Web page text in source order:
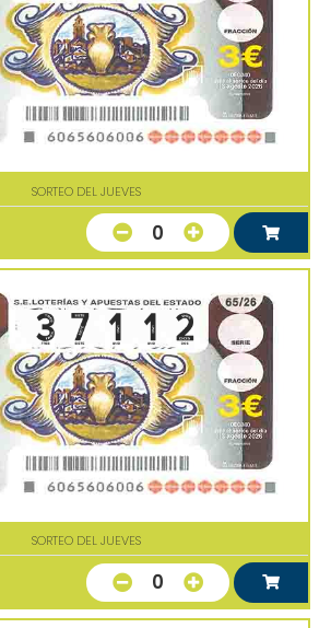
SORTEO DEL JUEVES
0
SORTEO DEL JUEVES
0